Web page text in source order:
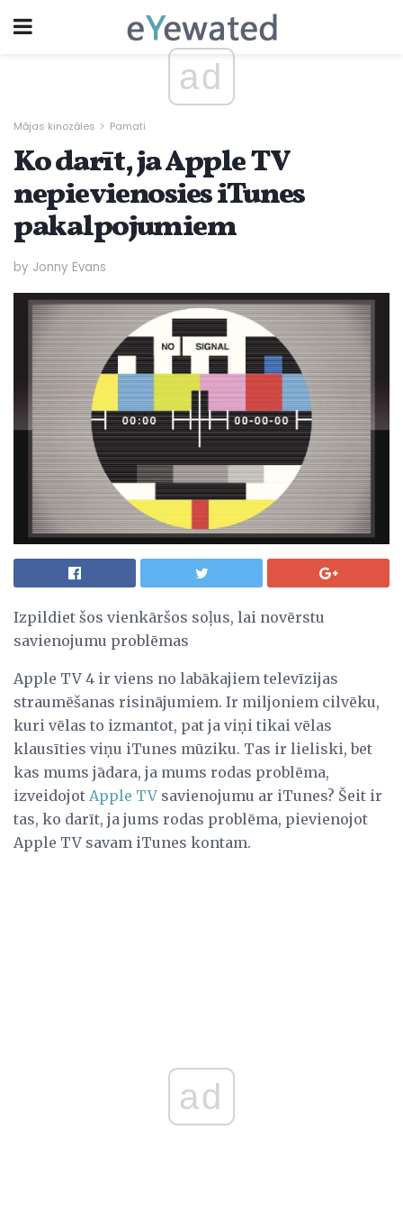
ad
Mājas kinozāles Pamati
Ko darīt, ja Apple TV
nepievienosies iTunes
pakalpojumiem
by Jonny Evans
Izpildiet šos vienkāršos soļus, lai novērstu
savienojumu problēmas
Apple TV 4 ir viens no labākajiem televīzijas
straumēšanas risinājumiem. Ir miljoniem cilvēku,
kuri vēlas to izmantot, pat ja viņi tikai vēlas
klausīties viņu iTunes mūziku. Tas ir lieliski, bet
kas mums jādara, ja mums rodas problēma,
izveidojot Apple TV savienojumu ar iTunes? Šeit ir
tas, ko darīt, ja jums rodas problēma, pievienojot
Apple TV savam iTunes kontam.
ad